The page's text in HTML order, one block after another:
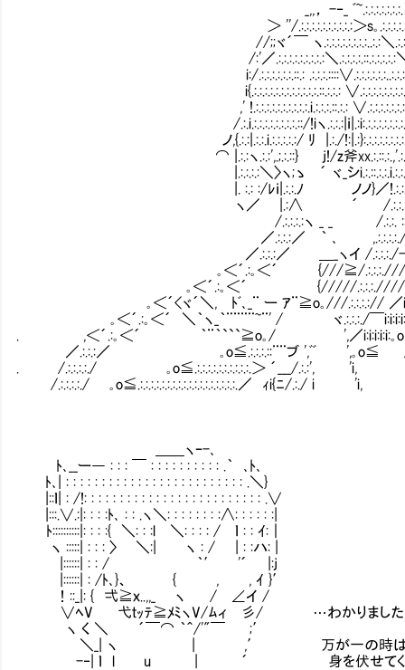
_,,， -‐_ ﾞ~.:.:.:.:.:.:.:.≧o｡ ／
＞ ''/.:.:.:.:.:.:.:.:.:.:＞s｡.:.:.:.:.:.:.:.:.:.::::ﾐh､
//;;ヾ´￣ ヽ.:.:.:.:.:.:.:.:..:.:＼
/:'／.:.:.:.:.:.:.:.:.:＼.:.:.:.:.::.:.:.:.:.:＼.:.:.:.:.
i:/.:.:.:.:.:.:.::.:
i{.:.:.:.:.:.:.:.:.:.:.:.:.::.:.:.: ∨.:.:.:.:.:.:.:.:..:∧____,
,' !.:.:.:.:.:.:.:.:.:.:.i.:.:.:.::.:.:
/.:.i.:.:.:.:.:.:.:.:.::/!iヽ.:.:.:|ｉ|.:i:.:.:.:.:.:.:.:.:.:.:.:.i__
ノ,{.:.:|.:.:.i.:.:.:.:.:/ ﾘ |.:./
⌒ |.:.:ヽ.:.:',.;.:.::} j!/z斧xx.:.::.:.,'.:.:.:.:.l
|.:.:.:.:＼〉ヽ;ゝ ´ ヾ_シi.:.::.:.:.i.:.:.:.:.:.ｉ」
|. :.: :/ﾚｉ|.:.:.ﾉ ノノ}／!.:.:.:.:.:i.:.:.:..:.:/ /
ヽ／ |.:∧ ´ /.:.:.:. /ﾐh,／ .／
/.:.:.:.:ヽ _ _ /.:.:. ::/ i| ／
／.:.:.:／ ｀ ､ ,.:.:.:.:./ |ﾐh､.:.:.:.:.:.:.:.:.:
／.:.:.:／ ＿_ヽイ /.:.:.:./-イ¨¨´// }ﾄ､
｡＜´.:｡＜´ {///≧/.:.:.:.////// ｨi{´i:i:i:i:ヽ
｡＜´.:｡＜´ {/////.:.:.:.////＞i:i:i:i:i:i:i:i:i:i:i:i:i:＼
｡＜´<ヾ´＼, ﾄﾞ､_¨ ー ｱ¨≧o｡///.:.:.:.:// ／
｡＜´.:｡＜´ ＼｀ヽ_｀¨¨¨¨~¨' / ヾ.:.:.:./￣
. ,＜´.:｡＜´ ｀¨｀```≧o｡/ ',／i:i:i:i:i:｡
／.:.:.:／ ｡o≦.:.:.:.::¨¨ブ ',ﾞﾞ ',｡o≦ /
. /.:.:.:.:./ ｡o≦.:.:.:.:.:.:.:.:.:.:.＞ ´___/.:.:', 'i, `､
/.:.:.:.:./ ｡o≦.:.:.:.:.:.:.:.:.:.:.:.:.:.:.:.:.:.:.／ ｨi{ﾆ/.:./ i 'i,
＿＿ヽｰ-､
ﾄ､__ー― : : : ￣ : : : : : : : : : : .｀ ､ﾄ､
ﾄ､| : : : : : : : : : : : : : : : : : : : : : : : : : .＼}
|::ｌ| : /!: : : : : : : : : : : : : : : : : : : : : : : : : .∨
|:::.∨.:|: : : :ﾄ､ : : .ヽ＼: : : : : : : :∧: : : : : :|
ﾄ::::::::::|: : : :{ ＼: : :l ＼: : : : / ｌ : : ｲ:｜
ヽ :::::| : : : 〉 ＼:| ヽ : / | : :ハ: |
|::::::| : : / ｀′ '´ |:j
|::::::| : /ﾄ､}、 { , , ｲ }′
！::_|: { 弌≧ｘ..,,_ ヽ / ∠イ /
∨ﾍV 弋ｔｯﾃ≧ﾒﾐヽV/ﾑィ㌻彡/ …わかりました
ヽ く ＼ ´￣⌒ ｀＾/'"￣ ;′
＼_| ヽ | ,′ 万が一の時は直
-‐| ｌ l u | ´ 身を伏せてくだ